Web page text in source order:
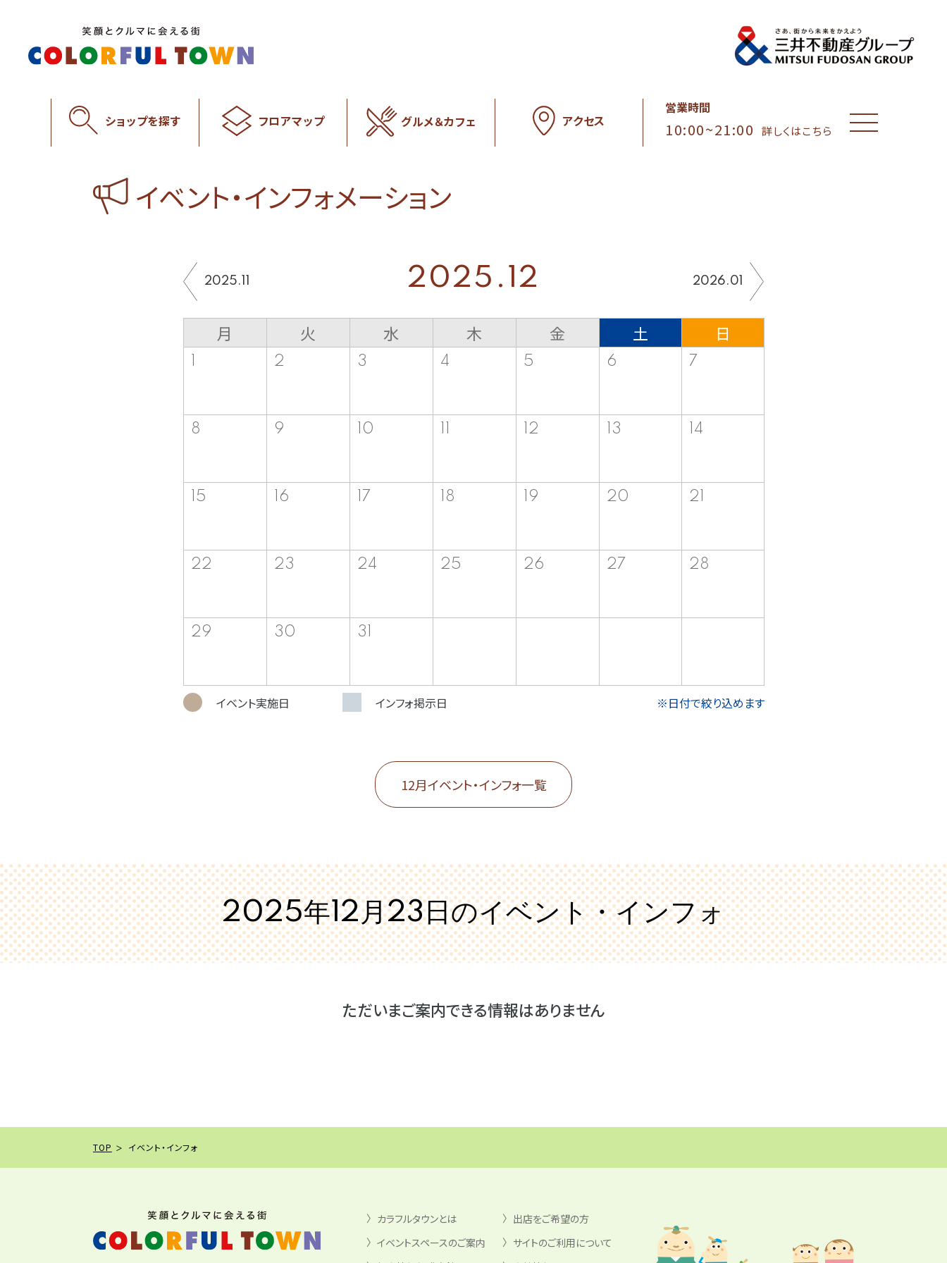
ショップを探す フロアマップ グルメ＆カフェ アクセス
営業時間
10:00~21:00 詳しくはこちら MENU
イベント・インフォメーション
2025.11 2026.01
2025.12
月 火 水 木 金 土 日
2 3 4 5 6 7
8 9 10 12 13 14
15 16 17 18 19 20 21
22 23 24 25 26 27 28
29 30 31
イベント実施日 インフォ掲示日 ※日付で絞り込めます
12月イベント・インフォ一覧
2025年12月23日のイベント・インフォ
ただいまご案内できる情報はありません
TOP イベント・インフォ
カラフルタウンとは
出店をご希望の方
イベントスペースのご案内
サイトのご利用について